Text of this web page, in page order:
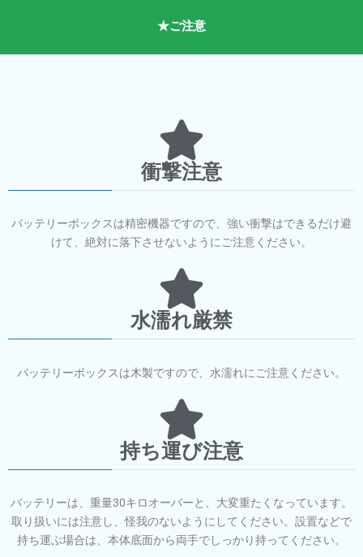
★ご注意
衝撃注意
バッテリーボックスは精密機器ですので、強い衝撃はできるだけ避
けて、絶対に落下させないようにご注意ください。
水濡れ厳禁
バッテリーボックスは木製ですので、水濡れにご注意ください。
持ち運び注意
バッテリーは、重量30キロオーバーと、大変重たくなっています。
取り扱いには注意し、怪我のないようにしてください。設置などで
持ち運ぶ場合は、本体底面から両手でしっかり持ってください。